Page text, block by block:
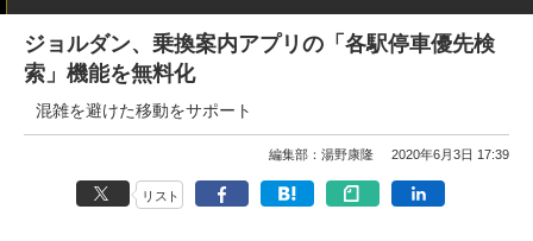
ジョルダン、乗換案内アプリの「各駅停車優先検
索」機能を無料化
混雑を避けた移動をサポート
編集部：湯野康隆 2020年6月3日 17:39
リスト